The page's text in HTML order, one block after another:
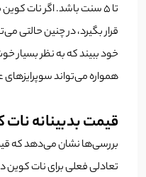
تا 5 سنت باشد. اگر نات
خود ببیند که به نظر بسیار
همواره می‌تواند
قیمت بدبینانه
تعادلی فعلی برای نات